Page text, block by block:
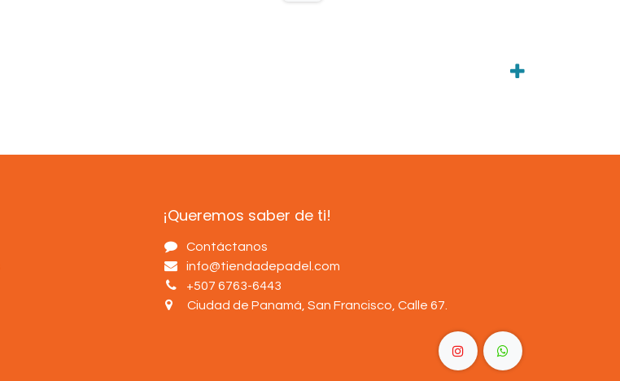
¡Queremos saber de ti!
Contáctanos
info@tiendadepadel.com
+507 6763-6443
Ciudad de Panamá, San Francisco, Calle 67.